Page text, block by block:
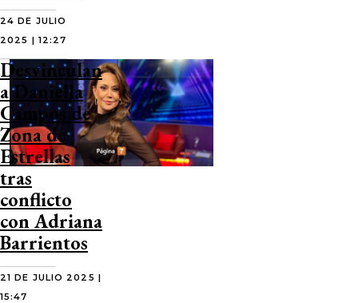
24 DE JULIO
2025 | 12:27
Desvinculan
a Daniella
Campos de
Zona de
Estrellas
tras
conflicto
con Adriana
Barrientos
21 DE JULIO 2025 |
15:47